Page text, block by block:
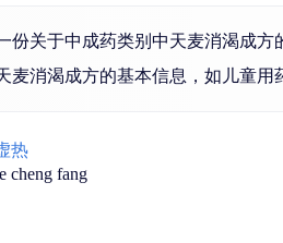
份关于中成药类别中天麦消渴成
麦消渴成方的基本信息，如儿童
热
cheng fang